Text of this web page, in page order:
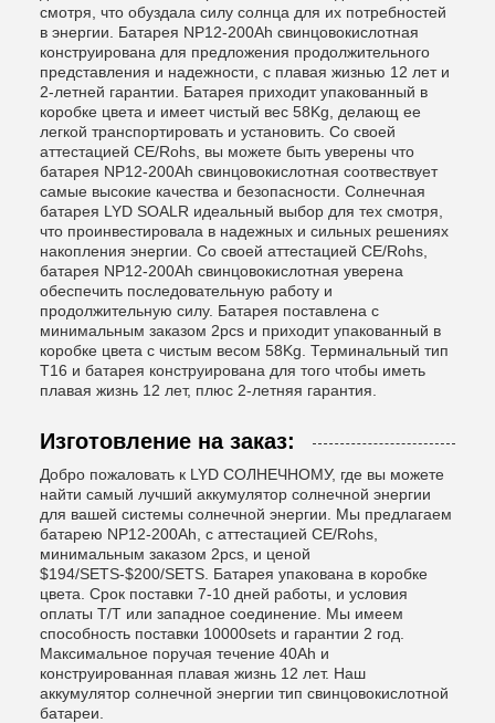
смотря, что обуздала силу солнца для их потребностей
в энергии. Батарея NP12-200Ah свинцовокислотная
конструирована для предложения продолжительного
представления и надежности, с плавая жизнью 12 лет и
2-летней гарантии. Батарея приходит упакованный в
коробке цвета и имеет чистый вес 58Kg, делающ ее
легкой транспортировать и установить. Со своей
аттестацией CE/Rohs, вы можете быть уверены что
батарея NP12-200Ah свинцовокислотная соотвествует
самые высокие качества и безопасности. Солнечная
батарея LYD SOALR идеальный выбор для тех смотря,
что проинвестировала в надежных и сильных решениях
накопления энергии. Со своей аттестацией CE/Rohs,
батарея NP12-200Ah свинцовокислотная уверена
обеспечить последовательную работу и
продолжительную силу. Батарея поставлена с
минимальным заказом 2pcs и приходит упакованный в
коробке цвета с чистым весом 58Kg. Терминальный тип
T16 и батарея конструирована для того чтобы иметь
плавая жизнь 12 лет, плюс 2-летняя гарантия.
Изготовление на заказ:
Добро пожаловать к LYD СОЛНЕЧНОМУ, где вы можете
найти самый лучший аккумулятор солнечной энергии
для вашей системы солнечной энергии. Мы предлагаем
батарею NP12-200Ah, с аттестацией CE/Rohs,
минимальным заказом 2pcs, и ценой
$194/SETS-$200/SETS. Батарея упакована в коробке
цвета. Срок поставки 7-10 дней работы, и условия
оплаты T/T или западное соединение. Мы имеем
способность поставки 10000sets и гарантии 2 год.
Максимальное поручая течение 40Ah и
конструированная плавая жизнь 12 лет. Наш
аккумулятор солнечной энергии тип свинцовокислотной
батареи.